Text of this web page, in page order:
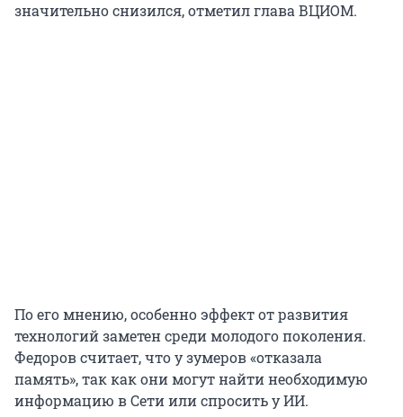
значительно снизился, отметил глава ВЦИОМ.
По его мнению, особенно эффект от развития
технологий заметен среди молодого поколения.
Федоров считает, что у зумеров «отказала
память», так как они могут найти необходимую
информацию в Сети или спросить у ИИ.